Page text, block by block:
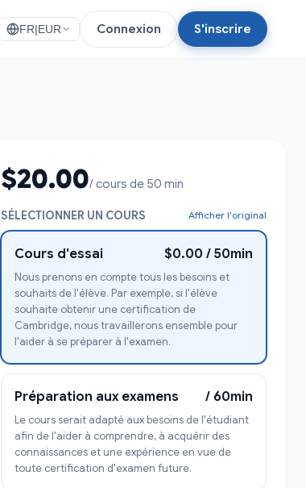
FR|EUR Connexion S'inscrire
$20.00/ cours de 50 min
SÉLECTIONNER UN COURS Afficher l'original
Cours d'essai $0.00 / 50min
Nous prenons en compte tous les besoins et
souhaits de l'élève. Par exemple, si l'élève
souhaite obtenir une certification de
Cambridge, nous travaillerons ensemble pour
l'aider à se préparer à l'examen.
Préparation aux examens / 60min
Le cours serait adapté aux besoins de l'étudiant
afin de l'aider à comprendre, à acquérir des
connaissances et une expérience en vue de
toute certification d'examen future.